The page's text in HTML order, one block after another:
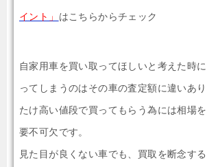
イント」 はこちらからチェック
自家用車を買い取ってほしいと考えた時
ってしまうのはその車の査定額に違いあ
たけ高い値段で買ってもらう為には相場
要不可欠です。
見た目が良くない車でも、買取を断念す